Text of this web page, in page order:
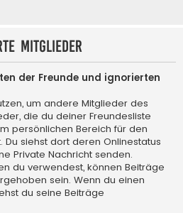
Mitglieder
der Freunde und ignorierten
um andere Mitglieder des
die du deiner Freundesliste
persönlichen Bereich für den
Du siehst dort deren Onlinestatus
Private Nachricht senden.
du verwendest, können Beiträge
sein. Wenn du einen
du seine Beiträge